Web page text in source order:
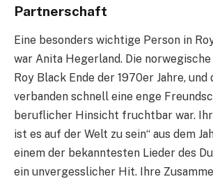
Partnerschaft
Eine besonders wichtige Person in
war Anita Hegerland. Die
Roy Black Ende der 1970er Jahre, und
verbanden schnell eine enge
beruflicher Hinsicht fruchtbar war.
ist es auf der Welt zu sein“ aus dem
einem der bekanntesten Lieder des
ein unvergesslicher Hit. Ihre